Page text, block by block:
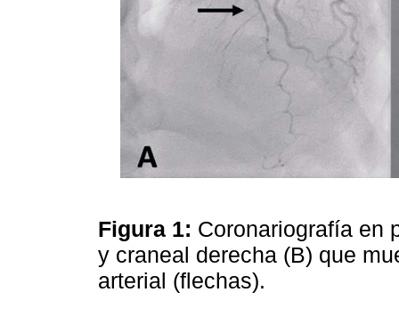
Figura 1: Coronariografía en
y craneal derecha (B) que
arterial (flechas).